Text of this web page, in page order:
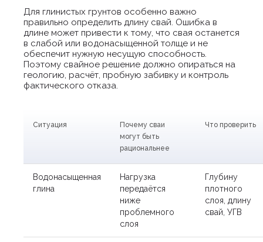
Для глинистых грунтов особенно важно
правильно определить длину свай. Ошибка в
длине может привести к тому, что свая останется
в слабой или водонасыщенной толще и не
обеспечит нужную несущую способность.
Поэтому свайное решение должно опираться на
геологию, расчёт, пробную забивку и контроль
фактического отказа.
Ситуация
Почему сваи
могут быть
рациональнее
Что проверить
Водонасыщенная
глина
Нагрузка
передаётся
ниже
проблемного
слоя
Глубину
плотного
слоя, длину
свай, УГВ